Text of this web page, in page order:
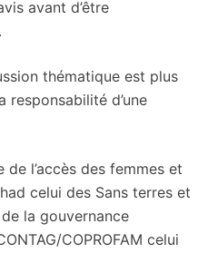
avant d’être
thématique est plus
responsabilité d’une
de l’accès des femmes et
celui des Sans terres et
la gouvernance
COPROFAM celui